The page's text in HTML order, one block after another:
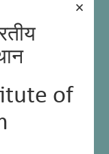
×
of